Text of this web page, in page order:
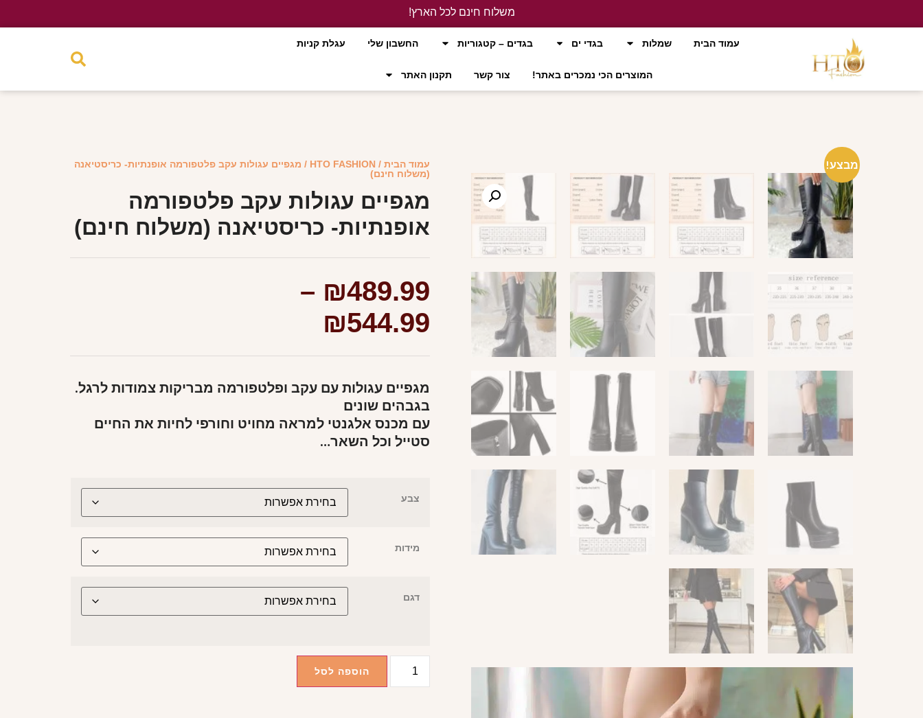
משלוח חינם לכל הארץ!
עמוד הבית
שמלות בגדי ים בגדים – קטגוריות החשבון שלי עגלת קניות
המוצרים הכי נמכרים באתר! צור קשר תקנון האתר
מבצע! עמוד הבית /
HTO FASHION / מגפיים עגולות עקב פלטפורמה אופנתיות- כריסטיאנה
(משלוח חינם)
מגפיים עגולות עקב פלטפורמה
אופנתיות- כריסטיאנה (משלוח חינם)
₪489.99
–
₪544.99
מגפיים עגולות עם עקב ופלטפורמה מבריקות צמודות לרגל.
בגבהים שונים
עם מכנס אלגנטי למראה מחויט וחורפי לחיות את החיים
סטייל וכל השאר…
צבע
מידות
דגם
הוספה לסל